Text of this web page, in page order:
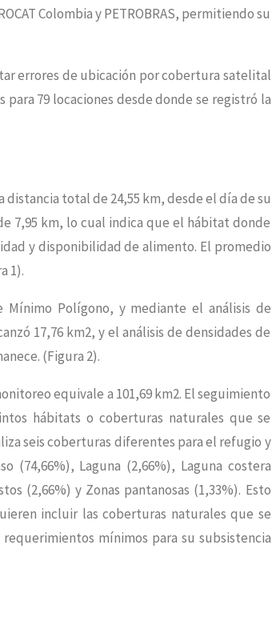
Colombia y PETROBRAS, permitiendo su
errores de ubicación por cobertura satelital
79 locaciones desde donde se registró la
distancia total de 24,55 km, desde el día de su
7,95 km, lo cual indica que el hábitat donde
y disponibilidad de alimento. El promedio
1).
Polígono, y mediante el análisis de
17,76 km2, y el análisis de densidades de
(Figura 2).
equivale a 101,69 km2. El seguimiento
hábitats o coberturas naturales que se
seis coberturas diferentes para el refugio y
Laguna (2,66%), Laguna costera
(2,66%) y Zonas pantanosas (1,33%). Esto
incluir las coberturas naturales que se
mínimos para su subsistencia